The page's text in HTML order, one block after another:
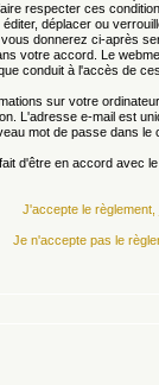
respecter ces
déplacer ou
donnerez ci-après
votre accord. Le
conduit à l'accès de
sur votre
L'adresse e-mail est
mot de passe dans le
d'être en accord avec
J'accepte le
Je n'accepte pas le